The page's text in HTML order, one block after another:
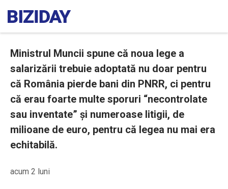
Ministrul Muncii spune că noua lege a
salarizării trebuie adoptată nu doar pentru
că România pierde bani din PNRR, ci pentru
că erau foarte multe sporuri “necontrolate
sau inventate” și numeroase litigii, de
milioane de euro, pentru că legea nu mai era
echitabilă.
acum 2 luni